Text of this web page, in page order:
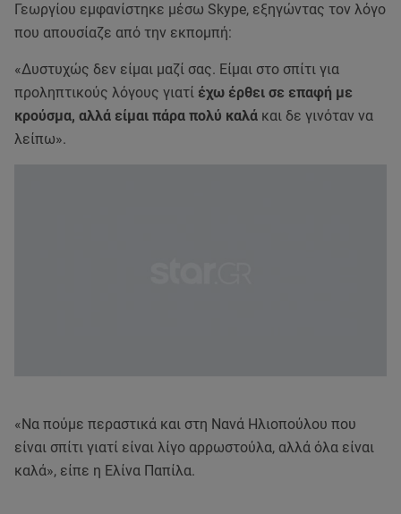
Γεωργίου εμφανίστηκε μέσω Skype, εξηγώντας τον λόγο
που απουσίαζε από την εκπομπή:
«Δυστυχώς δεν είμαι μαζί σας. Είμαι στο σπίτι για
προληπτικούς λόγους γιατί έχω έρθει σε επαφή με
κρούσμα, αλλά είμαι πάρα πολύ καλά και δε γινόταν να
λείπω».
«Να πούμε περαστικά και στη Νανά Ηλιοπούλου που
είναι σπίτι γιατί είναι λίγο αρρωστούλα, αλλά όλα είναι
καλά», είπε η Ελίνα Παπίλα.